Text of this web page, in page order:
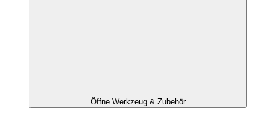
Öffne Werkzeug & Zubehör